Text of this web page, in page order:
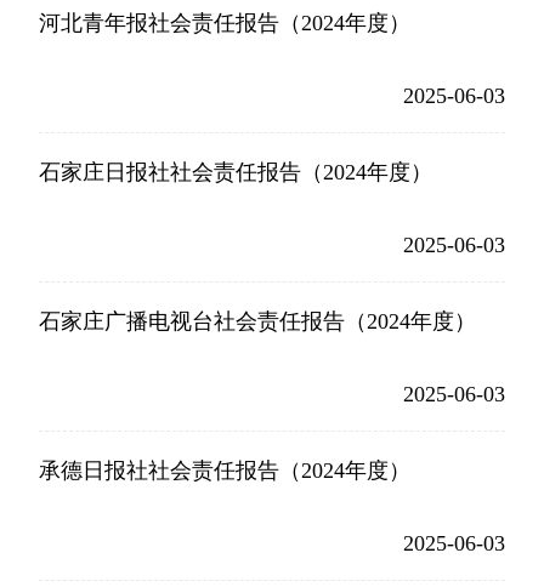
河北青年报社会责任报告（2024年度）
2025-06-03
石家庄日报社社会责任报告（2024年度）
2025-06-03
石家庄广播电视台社会责任报告（2024年度）
2025-06-03
承德日报社社会责任报告（2024年度）
2025-06-03